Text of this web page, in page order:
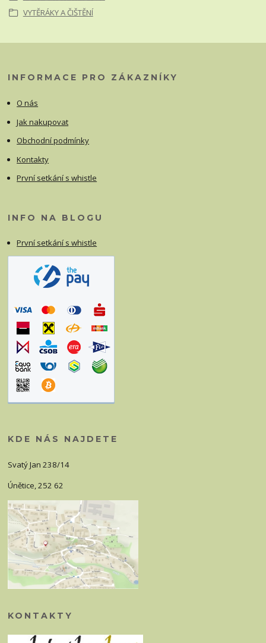
VYTĚRÁKY A ČIŠTĚNÍ
INFORMACE PRO ZÁKAZNÍKY
O nás
Jak nakupovat
Obchodní podmínky
Kontakty
První setkání s whistle
INFO NA BLOGU
První setkání s whistle
KDE NÁS NAJDETE
Svatý Jan 238/14
Únětice, 252 62
KONTAKTY